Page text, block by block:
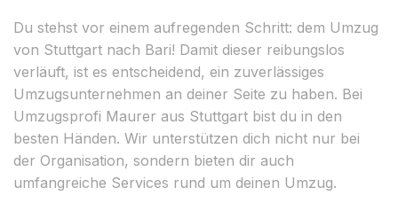
Du stehst vor einem aufregenden Schritt: dem Umzug
von Stuttgart nach Bari! Damit dieser reibungslos
verläuft, ist es entscheidend, ein zuverlässiges
Umzugsunternehmen an deiner Seite zu haben. Bei
Umzugsprofi Maurer aus Stuttgart bist du in den
besten Händen. Wir unterstützen dich nicht nur bei
der Organisation, sondern bieten dir auch
umfangreiche Services rund um deinen Umzug.